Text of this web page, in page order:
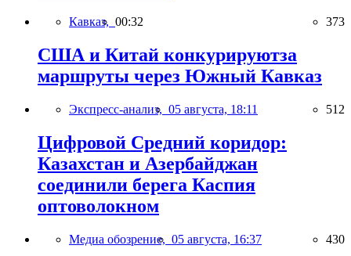
Кавказ, 00:32 373
США и Китай конкурируютза
маршруты через Южный Кавказ
Экспресс-анализ, 05 августа, 18:11 512
Цифровой Средний коридор:
Казахстан и Азербайджан
соединили берега Каспия
оптоволокном
Медиа обозрение, 05 августа, 16:37 430